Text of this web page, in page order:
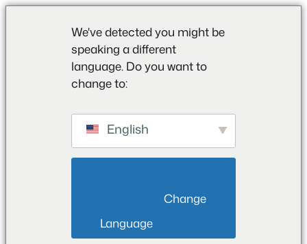
We've detected you might be
speaking a different
language. Do you want to
change to:
English
Language